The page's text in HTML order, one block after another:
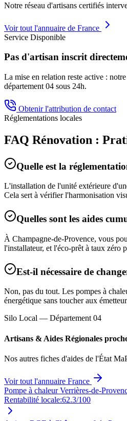
Notre réseau d'artisans certifiés
Voir tout l'annuaire de France
Service Disponible
Pas d'artisan inscrit
La mise en relation reste active :
département 04 sous 24h.
Obtenir l'attribution de contact
Réglementations locales
FAQ Rénovation :
Quelle est la
L'installation de l'unité extérieure
Cela sert à vérifier l'harmonisation
Quelles sont les aides
À Champagne-de-Provence, vous
l'installateur, et l'éco-prêt à taux zéro
Est-il nécessaire de
Non, pas du tout. Les pompes à
énergétique sans toucher aux
Silo Local — Département 04
Artisans & Aides Régionales
Nos autres fiches d'aides de l'État
Voir tout l'annuaire France
Pompe à chaleur Verrières-de-
Rentabilité locale:62.3/100